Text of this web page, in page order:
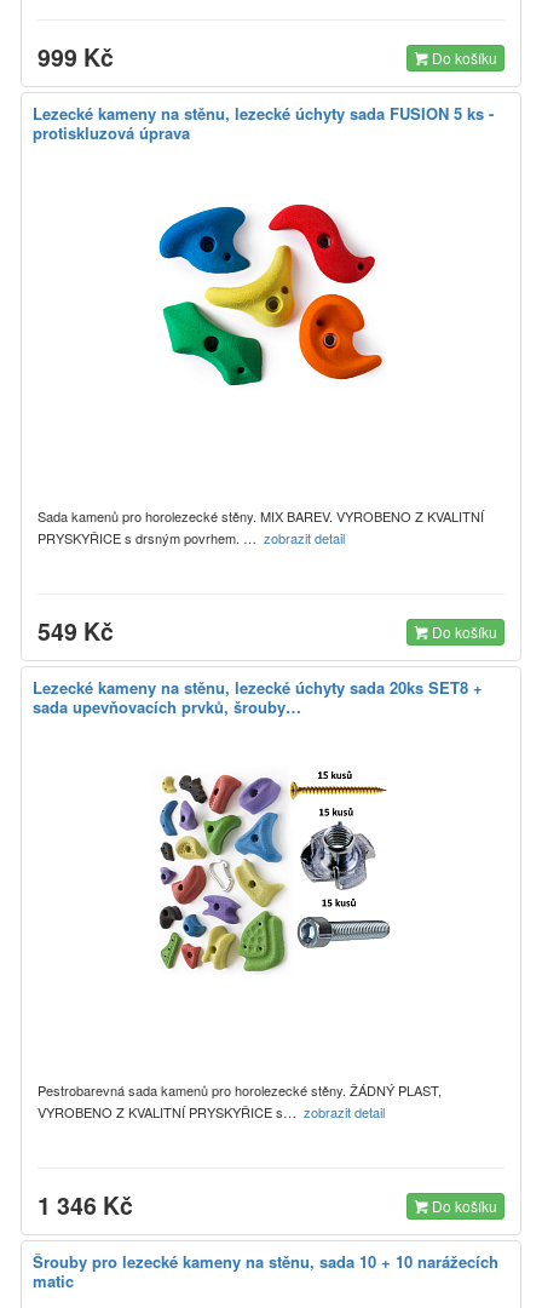
999 Kč Do košíku
Lezecké kameny na stěnu, lezecké úchyty sada FUSION 5 ks -
protiskluzová úprava
Sada kamenů pro horolezecké stěny. MIX BAREV. VYROBENO Z KVALITNÍ
PRYSKYŘICE s drsným povrhem. … zobrazit detail
549 Kč Do košíku
Lezecké kameny na stěnu, lezecké úchyty sada 20ks SET8 +
sada upevňovacích prvků, šrouby…
Pestrobarevná sada kamenů pro horolezecké stěny. ŽÁDNÝ PLAST,
VYROBENO Z KVALITNÍ PRYSKYŘICE s… zobrazit detail
1 346 Kč Do košíku
Šrouby pro lezecké kameny na stěnu, sada 10 + 10 narážecích
matic